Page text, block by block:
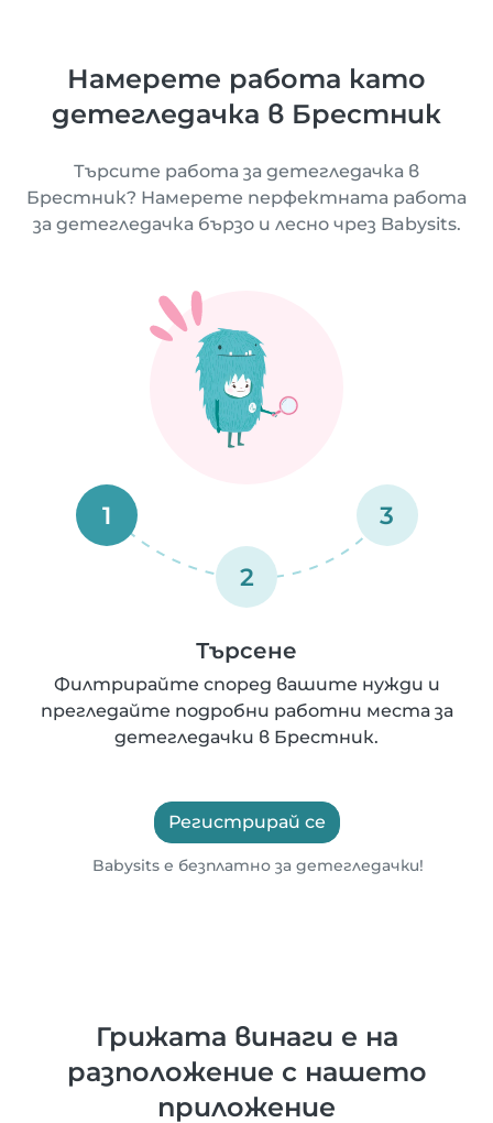
Намерете работа като
детегледачка в Брестник
Търсите работа за детегледачка в
Брестник? Намерете перфектната работа
за детегледачка бързо и лесно чрез Babysits.
1
2
3
Търсене
Филтрирайте според вашите нужди и
прегледайте подробни работни места за
детегледачки в Брестник.
Регистрирай се
Babysits е безплатно за детегледачки!
Грижата винаги е на
разположение с нашето
приложение